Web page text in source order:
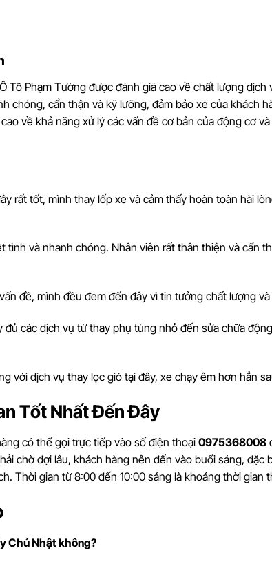
Tô Phạm Tường được đánh giá cao về chất lượng dịch
chóng, cẩn thận và kỹ lưỡng, đảm bảo xe của khách
về khả năng xử lý các vấn đề cơ bản của động cơ
rất tốt, mình thay lốp xe và cảm thấy hoàn toàn hài
tình và nhanh chóng. Nhân viên rất thân thiện và cẩn
đề, mình đều đem đến đây vì tin tưởng chất lượng
đủ các dịch vụ từ thay phụ tùng nhỏ đến sửa chữa
với dịch vụ thay lọc gió tại đây, xe chạy êm hơn hẳn
Tốt Nhất Đến Đây
có thể gọi trực tiếp vào số điện thoại 0975368008
chờ đợi lâu, khách hàng nên đến vào buổi sáng, đặc
Thời gian từ 8:00 đến 10:00 sáng là khoảng thời gian
Chủ Nhật không?